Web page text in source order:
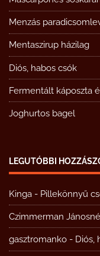
Menzás
Mentaszirup házilag
Diós, habos csók
Fermentált káposzta
Joghurtos bagel
LEGUTÓBBI
Kinga - Pillekönnyű
Czimmerman Jánosné
gasztromanko - Diós,